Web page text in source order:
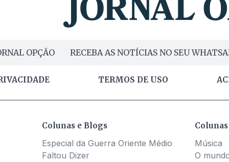
OPÇÃO RECEBA AS NOTÍCIAS NO SEU
TERMOS DE USO
Colunas e Blogs
Especial da Guerra Oriente Médio
Faltou Dizer
Música
O